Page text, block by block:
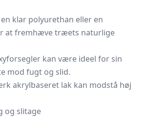
klar polyurethan eller en
at fremhæve træets naturlige
kan være ideel for sin
mod fugt og slid.
akrylbaseret lak kan modstå høj
og slitage